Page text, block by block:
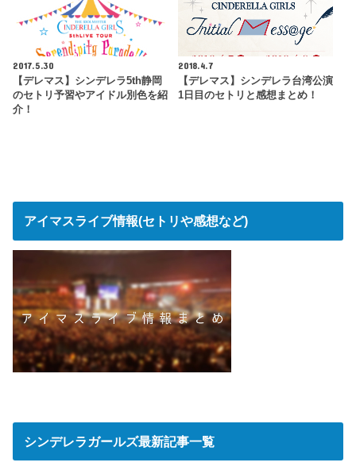
2017.5.30
【デレマス】シンデレラ5th静岡
のセトリ予習やアイドル別色を紹
介！
2018.4.7
【デレマス】シンデレラ台湾公演
1日目のセトリと感想まとめ！
アイマスライブ情報(セトリや感想など)
シンデレラガールズ最新記事一覧